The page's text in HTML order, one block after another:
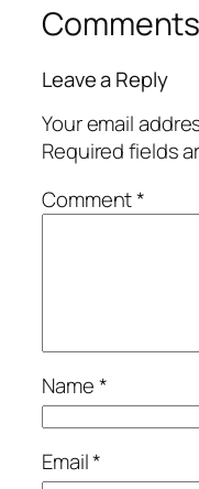
Comments
Leave a Reply
Your email
Required fields
Comment*
Name*
Email*